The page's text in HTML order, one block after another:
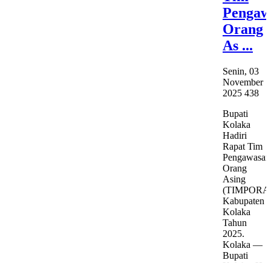
Orang
As ...
Senin, 03
November
2025 438
Bupati
Kolaka
Hadiri
Rapat Tim
Pengawasan
Orang
Asing
Kabupaten
Kolaka
Tahun
2025.
Kolaka —
Bupati